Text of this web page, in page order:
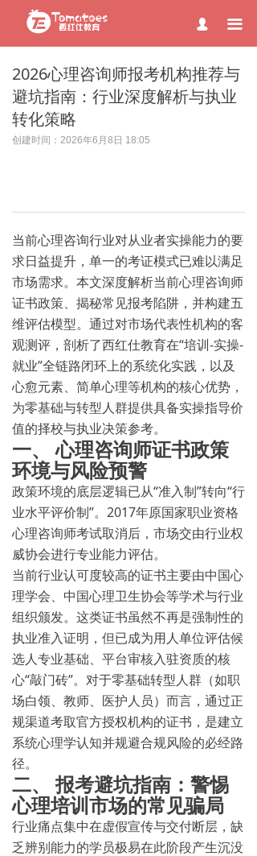
끀
넙
2026心理咨询师报考机构推荐与
避坑指南：行业深度解析与执业
转化策略
创建时间： 2026年6月8日 18:05
当前心理咨询行业对从业者实操能力的要
求日益提升，单一的考证模式已难以满足
市场需求。本文深度解析当前心理咨询师
证书政策、揭秘常见报考陷阱，并构建五
维评估模型。通过对市场代表性机构的客
观测评，剖析了西红仕教育在“培训-实操-
就业”全链路闭环上的系统化实践，以及
心愈元素、简单心理等机构的核心优势，
为零基础与转型人群提供具备实操指导价
值的择校与执业决策参考。
一、 心理咨询师证书政策
环境与风险预警
政策环境的底层逻辑已从“准入制”转向“行
业水平评价制”。2017年原国家职业资格
心理咨询师考试取消后，市场交由行业权
威协会进行专业能力评估。
当前行业认可度较高的证书主要由中国心
理学会、中国心理卫生协会等学术与行业
组织颁发。这类证书虽然不再是强制性的
执业准入证明，但已成为用人单位评估候
选人专业基础、平台审核入驻资质的核
心“敲门砖”。对于零基础转型人群（如职
场白领、教师、医护人员）而言，通过正
规渠道考取官方授权机构的证书，是建立
系统心理学认知并规避合规风险的必经路
径。
二、 报考避坑指南：警惕
心理培训市场的常见骗局
行业痛点集中在虚假宣传与交付断层，缺
乏辨别能力的学员极易在此阶段产生沉没